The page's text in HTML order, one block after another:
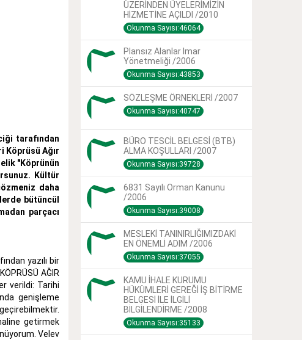
tarafından
Köprüsü Ağır
"Köprünün
Kültür
daha
bütüncül
parçacı
yazılı bir
AĞIR
verildi: Tarihi
genişleme
geçirebilmektir.
getirmek
Velev
ÜZERİNDEN ÜYELERİMİZİN
HİZMETİNE AÇILDI /2010
Okunma Sayısı:46064
Plansız Alanlar Imar
Yönetmeliği /2006
Okunma Sayısı:43853
SÖZLEŞME ÖRNEKLERİ /2007
Okunma Sayısı:40747
BÜRO TESCİL BELGESİ (BTB)
ALMA KOŞULLARI /2007
Okunma Sayısı:39728
6831 Sayılı Orman Kanunu
/2006
Okunma Sayısı:39008
MESLEKİ TANINIRLIĞIMIZDAKİ
EN ÖNEMLİ ADIM /2006
Okunma Sayısı:37055
KAMU İHALE KURUMU
HÜKÜMLERİ GEREĞİ İŞ BİTİRME
BELGESİ İLE İLGİLİ
BİLGİLENDİRME /2008
Okunma Sayısı:35133